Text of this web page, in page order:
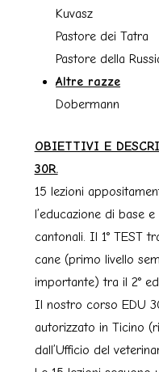
Kuvasz
Pastore dei Tatra
Pastore della
Altre razze
Dobermann
OBIETTIVI E
30R.
15 lezioni
l’educazione di base
cantonali. Il 1° TEST
cane (primo livello
importante) tra il 2°
Il nostro corso EDU
autorizzato in Ticino
dall’Ufficio del